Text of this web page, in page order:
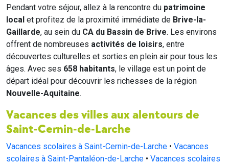
Pendant votre séjour, allez à la rencontre du patrimoine
local et profitez de la proximité immédiate de Brive-la-
Gaillarde, au sein du CA du Bassin de Brive. Les environs
offrent de nombreuses activités de loisirs, entre
découvertes culturelles et sorties en plein air pour tous les
âges. Avec ses 658 habitants, le village est un point de
départ idéal pour découvrir les richesses de la région
Nouvelle-Aquitaine.
Vacances des villes aux alentours de
Saint-Cernin-de-Larche
Vacances scolaires à Saint-Cernin-de-Larche • Vacances
scolaires à Saint-Pantaléon-de-Larche • Vacances scolaires